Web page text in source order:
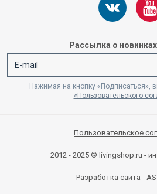
Рассылка о
Нажимая на кнопку «Подписаться»,
«Пользовательского
Пользовательское
2012 - 2025 © livingshop.ru -
Разработка сайта